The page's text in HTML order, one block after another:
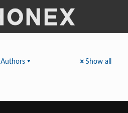
Authors Show all